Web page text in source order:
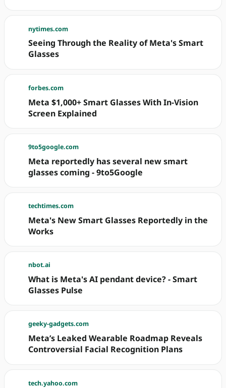
nytimes.com
Seeing Through the Reality of Meta's Smart
Glasses
forbes.com
Meta $1,000+ Smart Glasses With In-Vision
Screen Explained
9to5google.com
Meta reportedly has several new smart
glasses coming - 9to5Google
techtimes.com
Meta's New Smart Glasses Reportedly in the
Works
nbot.ai
What is Meta's AI pendant device? - Smart
Glasses Pulse
geeky-gadgets.com
Meta’s Leaked Wearable Roadmap Reveals
Controversial Facial Recognition Plans
tech.yahoo.com